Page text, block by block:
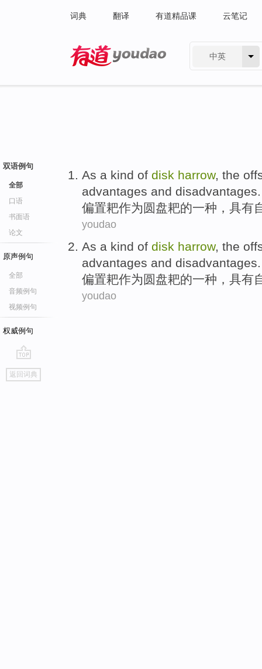
词典 翻译 有道精品课 云笔记
中英
双语例句
全部
口语
书面语
论文
原声例句
全部
音频例句
视频例句
权威例句
go
top
返回词典
As a kind of disk harrow, the
advantages and disadvantages.
偏置耙作为 圆盘耙的一种 ， 具有
youdao
As a kind of disk harrow, the
advantages and disadvantages.
偏置耙作为 圆盘耙的一种 ， 具有
youdao